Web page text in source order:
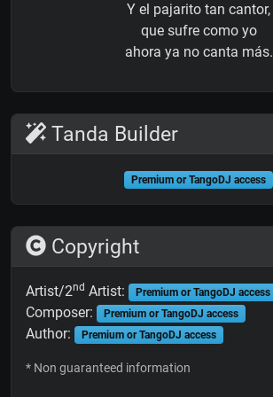
Y el pajarito tan cantor,
que sufre como yo
ahora ya no canta más.
Tanda Builder
Premium or TangoDJ access
Copyright
Artist/2nd Artist: Premium or TangoDJ access
Composer: Premium or TangoDJ access
Author: Premium or TangoDJ access
* Non guaranteed information